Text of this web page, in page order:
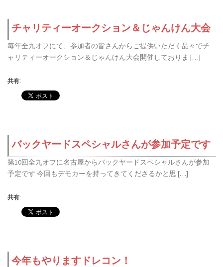
チャリティーオークション＆じゃんけん大会
毎年全九オフにて、参加者の皆さんからご提供いただく品々でチ
ャリティーオークション＆じゃんけん大会開催しておりま […]
共有:
バックヤードスペシャルさんが参加予定です
第10回全九オフに名古屋からバックヤードスペシャルさんが参加
予定です 今回もデモカーを持ってきてくださるかと思 […]
共有:
今年もやりますドレコン！